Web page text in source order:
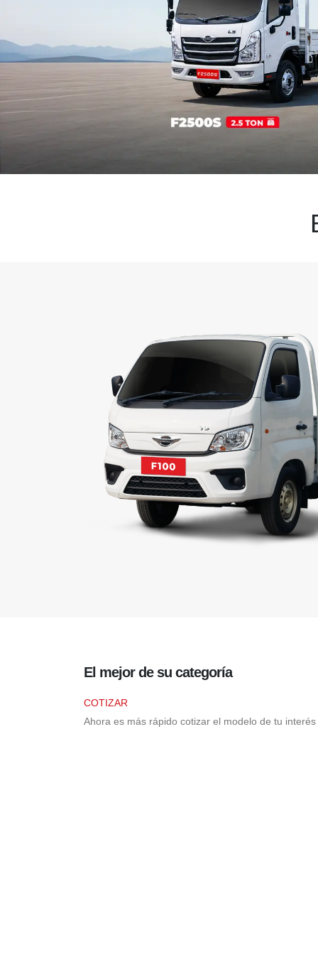
El mejorde su categoría
COTIZAR
Ahora es más rápido cotizar el modelo de tu